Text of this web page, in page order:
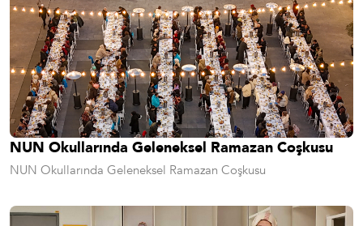
NUN Okullarında Geleneksel Ramazan Coşkusu
NUN Okullarında Geleneksel Ramazan Coşkusu